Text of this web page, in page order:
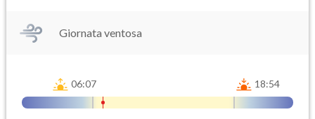
Giornata ventosa
06:07 18:54